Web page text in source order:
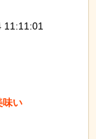
11:11:01
味い